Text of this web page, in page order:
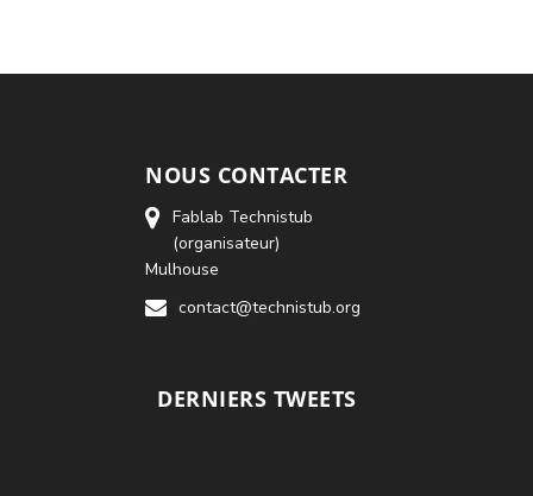
NOUS CONTACTER
Fablab Technistub
(organisateur)
Mulhouse
contact@technistub.org
DERNIERS TWEETS